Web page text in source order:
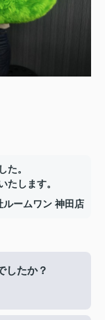
た。
たします。
ルームワン 神田店
したか？